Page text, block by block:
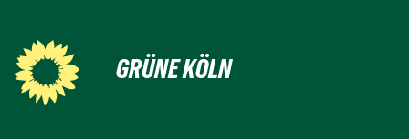
GRÜNE KÖLN